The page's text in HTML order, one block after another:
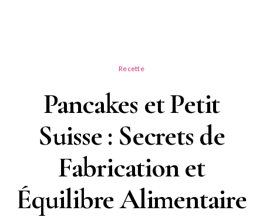
Recette
Pancakes et Petit
Suisse : Secrets de
Fabrication et
Équilibre Alimentaire